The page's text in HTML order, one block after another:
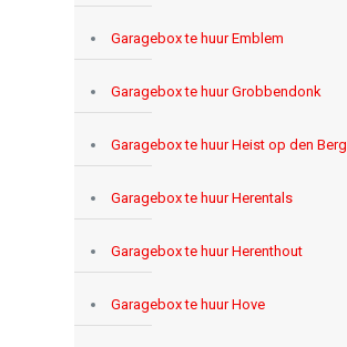
Garagebox te huur Emblem
Garagebox te huur Grobbendonk
Garagebox te huur Heist op den Berg
Garagebox te huur Herentals
Garagebox te huur Herenthout
Garagebox te huur Hove